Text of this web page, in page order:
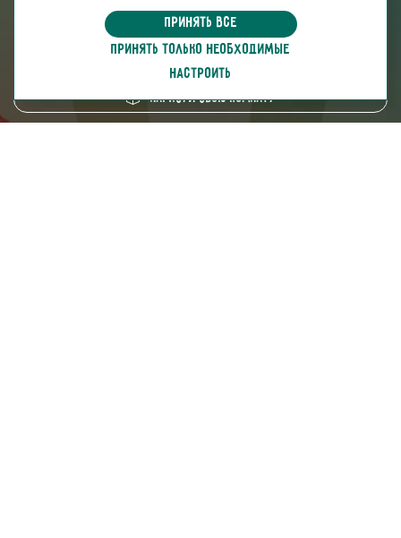
Принять все
ПРИНЯТЬ ТОЛЬКО НЕОБХОДИМЫЕ
НАСТРОИТЬ
информация для покупателей
скачать каталог
Нарисуй свою комнату